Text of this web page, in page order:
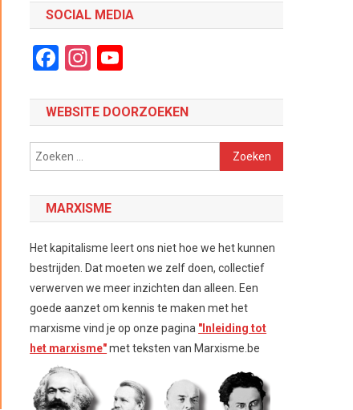
SOCIAL MEDIA
Facebook
Instagram
WEBSITE DOORZOEKEN
Zoeken
naar:
MARXISME
Het kapitalisme leert ons niet hoe we het kunnen
bestrijden. Dat moeten we zelf doen, collectief
verwerven we meer inzichten dan alleen. Een
goede aanzet om kennis te maken met het
marxisme vind je op onze pagina "Inleiding tot
het marxisme"met teksten van Marxisme.be